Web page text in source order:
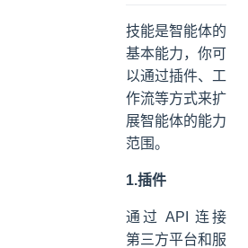
技能是智能体的
基本能力，你可
以通过插件、工
作流等方式来扩
展智能体的能力
范围。
1.插件
通过 API 连接
第三方平台和服